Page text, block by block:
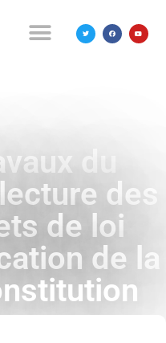
du
des
de loi
de la